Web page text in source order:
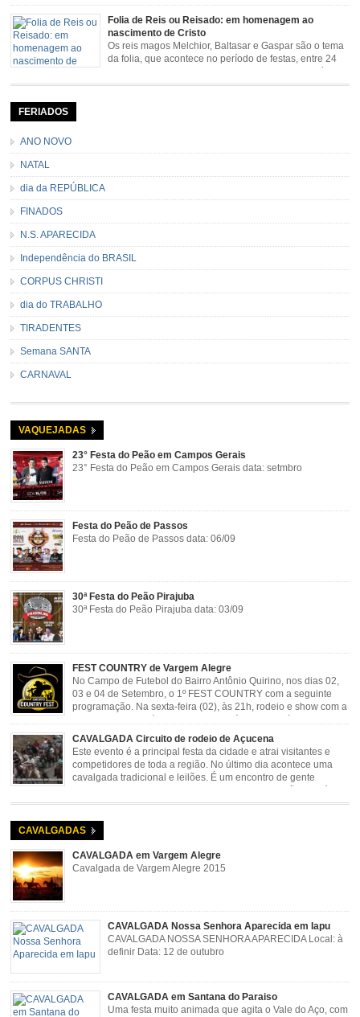
Senhora da Piedade (MG) e Nossa Senhora da Conceição Aparecida (SP)
pela Estrada Real. Quarto episódio […]
Folia de Reis ou Reisado: em homenagem ao
nascimento de Cristo
Os reis magos Melchior, Baltasar e Gaspar são o tema
da folia, que acontece no período de festas, entre 24
de dezembro e 06 de janeiro. Durante a festa, o líder e
seu contramestre lideram a música e o canto do grupo, passando pela
FERIADOS
ANO NOVO
NATAL
dia da REPÚBLICA
FINADOS
N.S. APARECIDA
Independência do BRASIL
CORPUS CHRISTI
dia do TRABALHO
TIRADENTES
Semana SANTA
CARNAVAL
VAQUEJADAS
23° Festa do Peão em Campos Gerais
23° Festa do Peão em Campos Gerais data: setmbro
Festa do Peão de Passos
Festa do Peão de Passos data: 06/09
30ª Festa do Peão Pirajuba
30ª Festa do Peão Pirajuba data: 03/09
FEST COUNTRY de Vargem Alegre
No Campo de Futebol do Bairro Antônio Quirino, nos dias 02,
03 e 04 de Setembro, o 1º FEST COUNTRY com a seguinte
programação. Na sexta-feira (02), às 21h, rodeio e show com a
dupla sertaneja Cássio e Reynado; sábado (03), às 21h,
rodeio e shows com o Trio Pé de Cedro e o Trio […]
CAVALGADA Circuito de rodeio de Açucena
Este evento é a principal festa da cidade e atrai visitantes e
competidores de toda a região. No último dia acontece uma
cavalgada tradicional e leilões. É um encontro de gente
animada e hospitaleira. Local: Parque de Exposições José
Rosa Guimarães, Açucena Data: Setembro
CAVALGADAS
CAVALGADA em Vargem Alegre
Cavalgada de Vargem Alegre 2015
CAVALGADA Nossa Senhora Aparecida em Iapu
CAVALGADA NOSSA SENHORA APARECIDA Local: à
definir Data: 12 de outubro
CAVALGADA em Santana do Paraiso
Uma festa muito animada que agita o Vale do Aço, com